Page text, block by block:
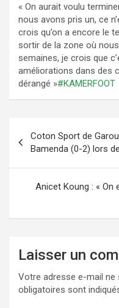
« On aurait voulu
nous avons pris un, ce
crois qu’on a encore le
sortir de la zone où
semaines, je crois que
améliorations dans des
dérangé »#KAMERFOOT
de
l’article
Coton Sport de
Bamenda (0-2) lors
Anicet Koung : « On
Laisser un
Votre adresse e-mail ne
obligatoires sont